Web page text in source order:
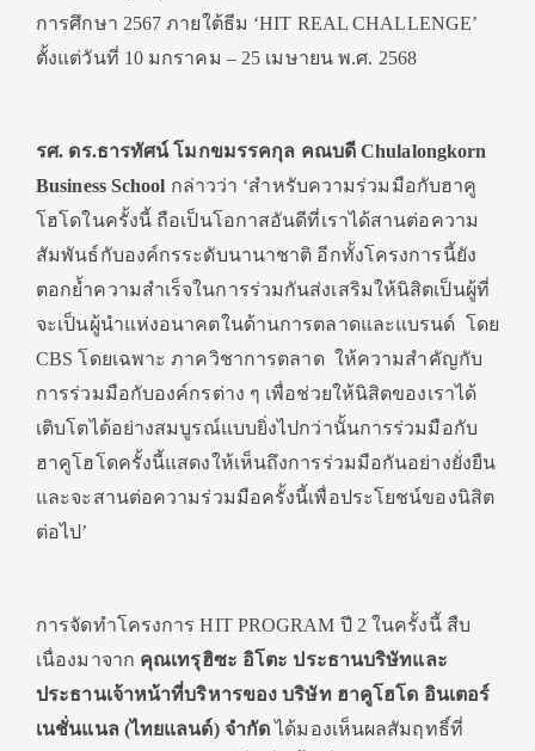
การศึกษา 2567 ภายใต้ธีม ‘HIT REAL CHALLENGE’
ตั้งแต่วันที่ 10 มกราคม – 25 เมษายน พ.ศ. 2568
รศ. ดร.ธารทัศน์ โมกขมรรคกุล คณบดี Chulalongkorn
Business School กล่าวว่า ‘สำหรับความร่วมมือกับฮาคู
โฮโดในครั้งนี้ ถือเป็นโอกาสอันดีที่เราได้สานต่อความ
สัมพันธ์กับองค์กรระดับนานาชาติ อีกทั้งโครงการนี้ยัง
ตอกย้ำความสำเร็จในการร่วมกันส่งเสริมให้นิสิตเป็นผู้ที่
จะเป็นผู้นำแห่งอนาคตในด้านการตลาดและแบรนด์ โดย
CBS โดยเฉพาะ ภาควิชาการตลาด ให้ความสำคัญกับ
การร่วมมือกับองค์กรต่าง ๆ เพื่อช่วยให้นิสิตของเราได้
เติบโตได้อย่างสมบูรณ์แบบยิ่งไปกว่านั้นการร่วมมือกับ
ฮาคูโฮโดครั้งนี้แสดงให้เห็นถึงการร่วมมือกันอย่างยั่งยืน
และจะสานต่อความร่วมมือครั้งนี้เพื่อประโยชน์ของนิสิต
ต่อไป’
การจัดทำโครงการ HIT PROGRAM ปี 2 ในครั้งนี้ สืบ
เนื่องมาจาก คุณเทรุฮิซะ อิโตะ ประธานบริษัทและ
ประธานเจ้าหน้าที่บริหารของ บริษัท ฮาคูโฮโด อินเตอร์
เนชั่นแนล (ไทยแลนด์) จำกัดได้มองเห็นผลสัมฤทธิ์ที่